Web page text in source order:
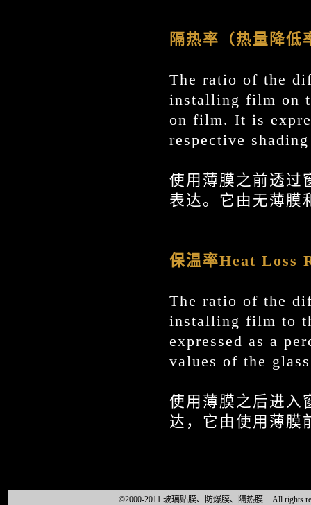
隔热率（热量降低
The ratio of the
installing film on
on film. It is
respective
使用薄膜之前透过
表达。它由无薄膜
保温率Heat Loss
The ratio of the
installing film to
expressed as a
values of the
使用薄膜之后进入
达，它由使用薄膜
©2000-2011 玻璃贴膜、防爆膜、隔热膜.
All rights